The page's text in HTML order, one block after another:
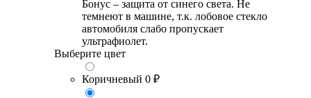
Бонус – защита от синего света. Не
темнеют в машине, т.к. лобовое стекло
автомобиля слабо пропускает
ультрафиолет.
Выберите цвет
Коричневый 0 ₽